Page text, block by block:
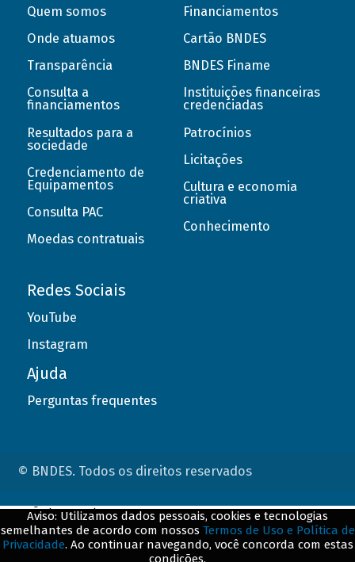
Quem somos
Onde atuamos
Transparência
Consulta a
financiamentos
Resultados para a
sociedade
Credenciamento de
Equipamentos
Consulta PAC
Moedas contratuais
Financiamentos
Cartão BNDES
BNDES Finame
Instituições financeiras
credenciadas
Patrocínios
Licitações
Cultura e economia
criativa
Conhecimento
Redes Sociais
YouTube
Instagram
Ajuda
Perguntas frequentes
© BNDES. Todos os direitos reservados
Aviso: Utilizamos dados pessoais, cookies e tecnologias
semelhantes de acordo com nossos Termos de Uso e Política de
Privacidade. Ao continuar navegando, você concorda com estas
condições.
ConteÃºdo complementar
${title}${badge}